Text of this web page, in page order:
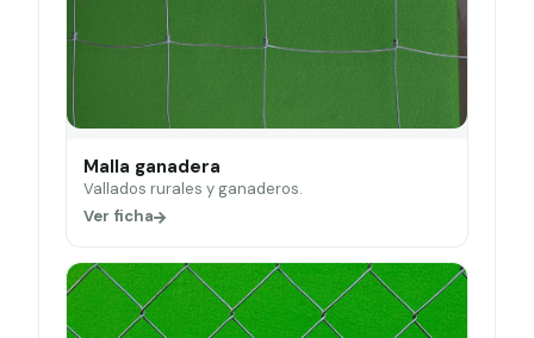
Malla ganadera
Vallados rurales y ganaderos.
Ver ficha